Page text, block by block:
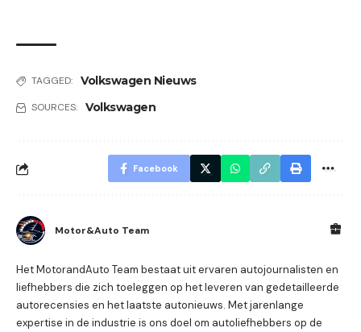
TAGGED: Volkswagen Nieuws
SOURCES: Volkswagen
Facebook
Motor&Auto Team
Het MotorandAuto Team bestaat uit ervaren autojournalisten en
liefhebbers die zich toeleggen op het leveren van gedetailleerde
autorecensies en het laatste autonieuws. Met jarenlange
expertise in de industrie is ons doel om autoliefhebbers op de